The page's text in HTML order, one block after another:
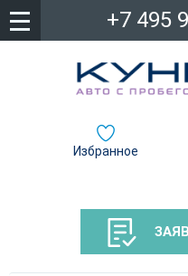
+7 495
Избранное